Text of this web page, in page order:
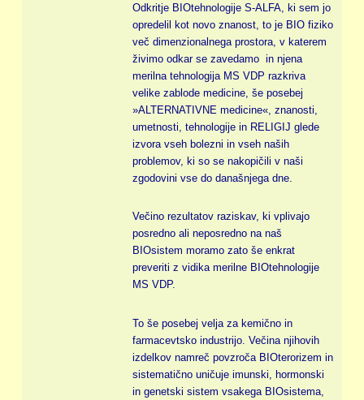
Odkritje BIOtehnologije S-ALFA, ki sem jo
opredelil kot novo znanost, to je BIO fiziko
več dimenzionalnega prostora, v katerem
živimo odkar se zavedamo in njena
merilna tehnologija MS VDP razkriva
velike zablode medicine, še posebej
»ALTERNATIVNE medicine«, znanosti,
umetnosti, tehnologije in RELIGIJ glede
izvora vseh bolezni in vseh naših
problemov, ki so se nakopičili v naši
zgodovini vse do današnjega dne.
Večino rezultatov raziskav, ki vplivajo
posredno ali neposredno na naš
BIOsistem moramo zato še enkrat
preveriti z vidika merilne BIOtehnologije
MS VDP.
To še posebej velja za kemično in
farmacevtsko industrijo. Večina njihovih
izdelkov namreč povzroča BIOterorizem in
sistematično uničuje imunski, hormonski
in genetski sistem vsakega BIOsistema,